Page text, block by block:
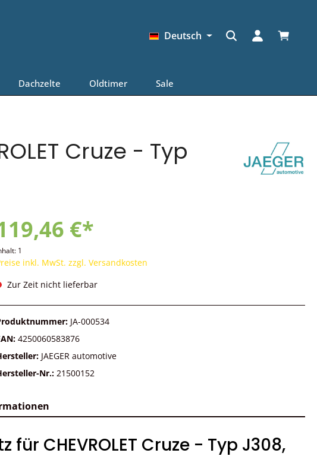
Deutsch
Dachzelte Oldtimer Sale
Cruze - Typ
€*
1
inkl. MwSt. zzgl. Versandkosten
Zur Zeit nicht lieferbar
JA-000534
4250060583876
JAEGER automotive
Nr.: 21500152
CHEVROLET Cruze - Typ J308,